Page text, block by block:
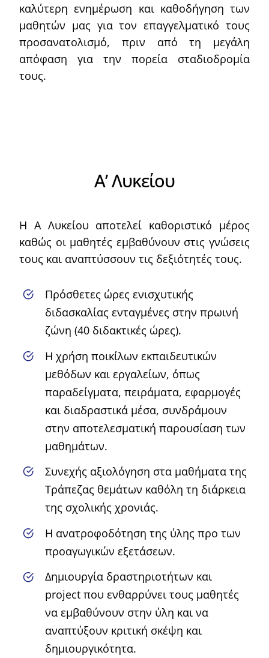
καλύτερη ενημέρωση και καθοδήγηση των
μαθητών μας για τον επαγγελματικό τους
προσανατολισμό, πριν από τη μεγάλη
απόφαση για την πορεία σταδιοδρομία
τους.
Α’ Λυκείου
Η Α Λυκείου αποτελεί καθοριστικό μέρος
καθώς οι μαθητές εμβαθύνουν στις γνώσεις
τους και αναπτύσσουν τις δεξιότητές τους.
Πρόσθετες ώρες ενισχυτικής
διδασκαλίας ενταγμένες στην πρωινή
ζώνη (40 διδακτικές ώρες).
Η χρήση ποικίλων εκπαιδευτικών
μεθόδων και εργαλείων, όπως
παραδείγματα, πειράματα, εφαρμογές
και διαδραστικά μέσα, συνδράμουν
στην αποτελεσματική παρουσίαση των
μαθημάτων.
Συνεχής αξιολόγηση στα μαθήματα της
Τράπεζας θεμάτων καθόλη τη διάρκεια
της σχολικής χρονιάς.
Η ανατροφοδότηση της ύλης προ των
προαγωγικών εξετάσεων.
Δημιουργία δραστηριοτήτων και
project που ενθαρρύνει τους μαθητές
να εμβαθύνουν στην ύλη και να
αναπτύξουν κριτική σκέψη και
δημιουργικότητα.